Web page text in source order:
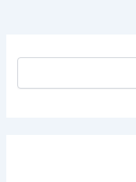
Tìm kiếm